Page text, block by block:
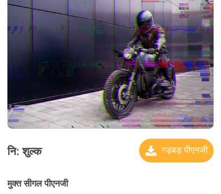
नि: शुल्क गड़बड़ पीएनजी
मुक्त सीगल पीएनजी